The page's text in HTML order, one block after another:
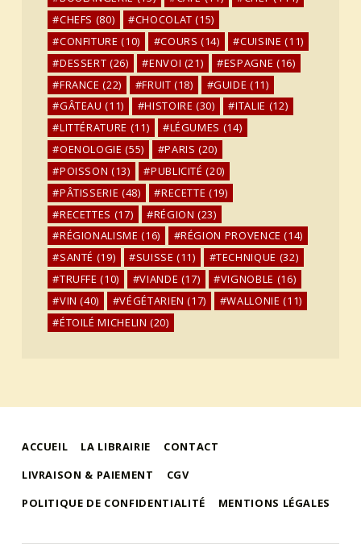
CHEFS (80) CHOCOLAT (15)
CONFITURE (10) COURS (14) CUISINE (11)
DESSERT (26) ENVOI (21) ESPAGNE (16)
FRANCE (22) FRUIT (18) GUIDE (11)
GÂTEAU (11) HISTOIRE (30) ITALIE (12)
LITTÉRATURE (11) LÉGUMES (14)
OENOLOGIE (55) PARIS (20)
POISSON (13) PUBLICITÉ (20)
PÂTISSERIE (48) RECETTE (19)
RECETTES (17) RÉGION (23)
RÉGIONALISME (16) RÉGION PROVENCE (14)
SANTÉ (19) SUISSE (11) TECHNIQUE (32)
TRUFFE (10) VIANDE (17) VIGNOBLE (16)
VIN (40) VÉGÉTARIEN (17) WALLONIE (11)
ÉTOILÉ MICHELIN (20)
ACCUEIL LA LIBRAIRIE
CONTACT
LIVRAISON & PAIEMENT
CGV
POLITIQUE DE CONFIDENTIALITÉ
MENTIONS LÉGALES